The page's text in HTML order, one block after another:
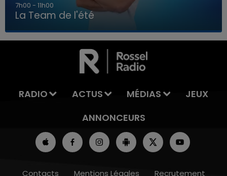
LA TEAM DE L'ÉTÉ
7h00 - 11h00
La Team de l'été
RADIO ACTUS MÉDIAS
JEUX
ANNONCEURS
Contacts Mentions Légales Recrutement